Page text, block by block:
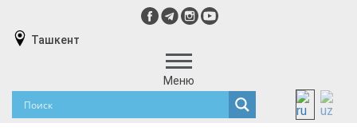
Ташкент
Меню